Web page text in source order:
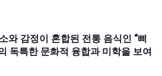
와 감정이 혼합된 전통 음식인 “삐
독특한 문화적 융합과 미학을 보여